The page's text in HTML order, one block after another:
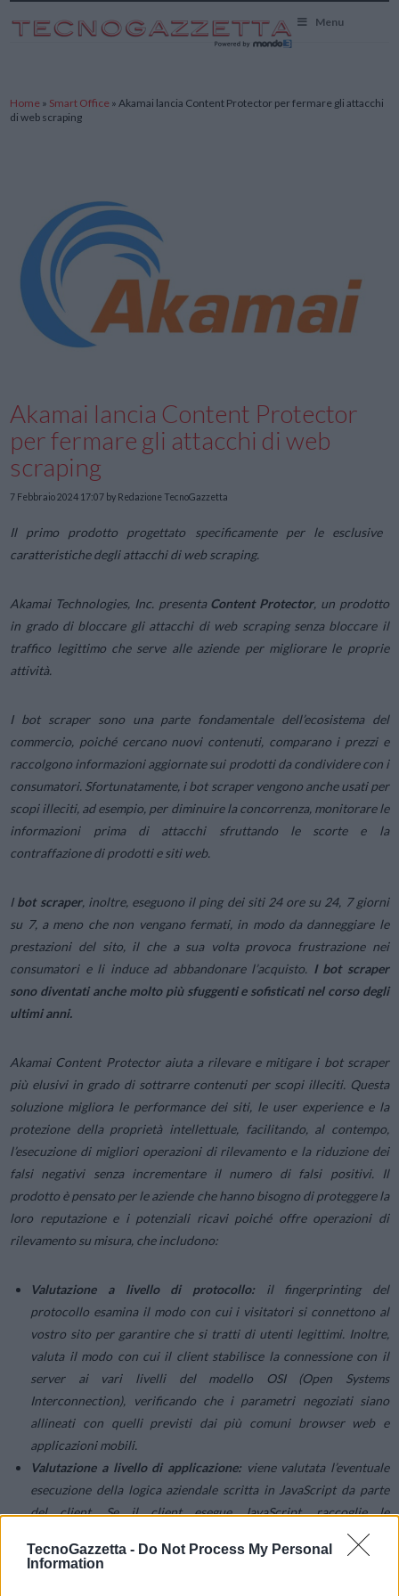
TecnoGazzetta - Do Not Process My Personal
Information
Menu
Home » Smart Office »Akamai lancia Content Protector per fermare gli attacchi
di web scraping
Akamai lancia Content Protector
per fermare gli attacchi di web
scraping
7 Febbraio 2024 17:07 by Redazione TecnoGazzetta
Il primo prodotto progettato specificamente per le esclusive
caratteristiche degli attacchi di web scraping.
Akamai Technologies, Inc. presenta Content Protector, un prodotto
in grado di bloccare gli attacchi di web scraping senza bloccare il
traffico legittimo che serve alle aziende per migliorare le proprie
attività.
I bot scraper sono una parte fondamentale dell’ecosistema del
commercio, poiché cercano nuovi contenuti, comparano i prezzi e
raccolgono informazioni aggiornate sui prodotti da condividere con i
consumatori. Sfortunatamente, i bot scraper vengono anche usati per
scopi illeciti, ad esempio, per diminuire la concorrenza, monitorare le
informazioni prima di attacchi sfruttando le scorte e la
contraffazione di prodotti e siti web.
I bot scraper, inoltre, eseguono il ping dei siti 24 ore su 24, 7 giorni
su 7, a meno che non vengano fermati, in modo da danneggiare le
prestazioni del sito, il che a sua volta provoca frustrazione nei
consumatori e li induce ad abbandonare l’acquisto. I bot scraper
sono diventati anche molto più sfuggenti e sofisticati nel corso degli
ultimi anni.
Akamai Content Protector aiuta a rilevare e mitigare i bot scraper
più elusivi in grado di sottrarre contenuti per scopi illeciti. Questa
soluzione migliora le performance dei siti, le user experience e la
protezione della proprietà intellettuale, facilitando, al contempo,
l’esecuzione di migliori operazioni di rilevamento e la riduzione dei
falsi negativi senza incrementare il numero di falsi positivi. Il
prodotto è pensato per le aziende che hanno bisogno di proteggere la
loro reputazione e i potenziali ricavi poiché offre operazioni di
rilevamento su misura, che includono:
Valutazione a livello di protocollo:il fingerprinting del
protocollo esamina il modo con cui i visitatori si connettono al
vostro sito per garantire che si tratti di utenti legittimi. Inoltre,
valuta il modo con cui il client stabilisce la connessione con il
server ai vari livelli del modello OSI (Open Systems
Interconnection), verificando che i parametri negoziati siano
allineati con quelli previsti dai più comuni browser web e
applicazioni mobili.
Valutazione a livello di applicazione:viene valutata l’eventuale
esecuzione della logica aziendale scritta in JavaScript da parte
del client. Se il client esegue JavaScript, raccoglie le
caratteristiche di browser e dispositivi, oltre alle preferenze degli
utenti. Questi dati vengono confrontati e incrociati con quelli a